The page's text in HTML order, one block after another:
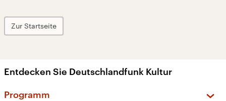
Zur Startseite
Entdecken Sie Deutschlandfunk Kultur
Programm